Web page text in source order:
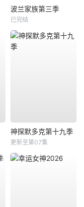
波兰家族第三季
已完结
神探默多克第十九季
更新至第07集